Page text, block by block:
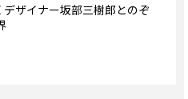
デザイナー坂部三樹郎とのぞ